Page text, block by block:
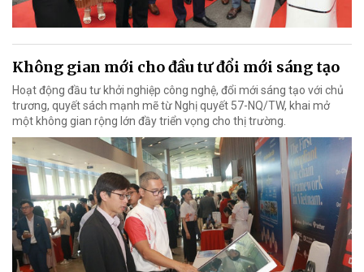
Không gian mới cho đầu tư đổi mới sáng tạo
Hoạt động đầu tư khởi nghiệp công nghệ, đổi mới sáng tạo với chủ
trương, quyết sách mạnh mẽ từ Nghị quyết 57-NQ/TW, khai mở
một không gian rộng lớn đầy triển vọng cho thị trường.